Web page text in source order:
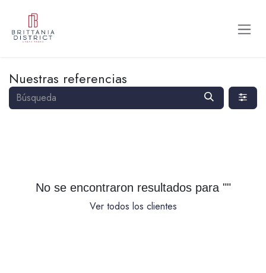
Nuestras referencias
No se encontraron resultados para ""
Ver todos los clientes